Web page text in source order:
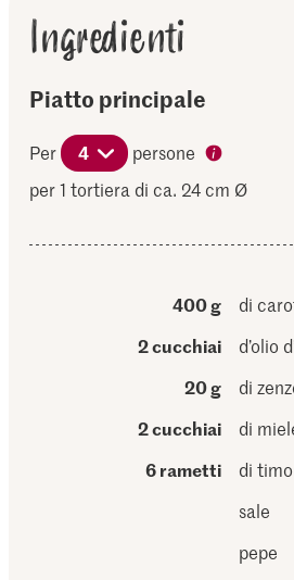
Ingredienti
Piatto principale
Per 4
persone
per 1 tortiera di ca. 24 cm Ø
400 g
di
2 cucchiai
d’olio
20 g
di
2 cucchiai
di
6 rametti
di timo
sale
pepe